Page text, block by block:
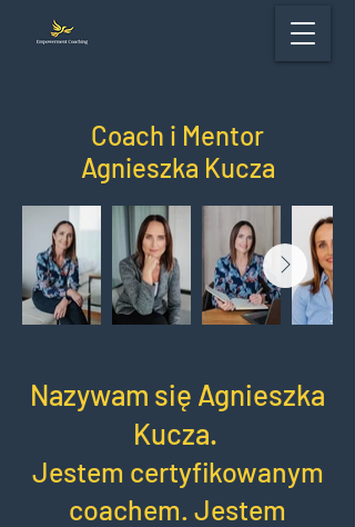
Coach i Mentor
Agnieszka Kucza
Nazywam się Agnieszka
Kucza.
Jestem certyfikowanym
coachem. Jestem